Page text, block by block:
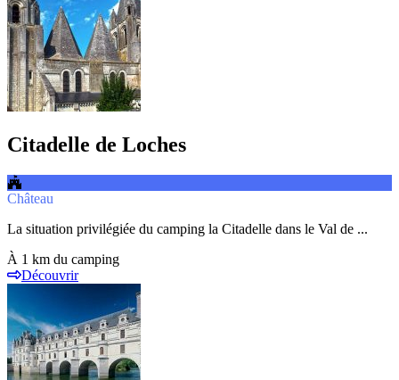
Citadelle de Loches
Château
La situation privilégiée du camping la Citadelle dans le Val de ...
À 1 km du camping
Découvrir